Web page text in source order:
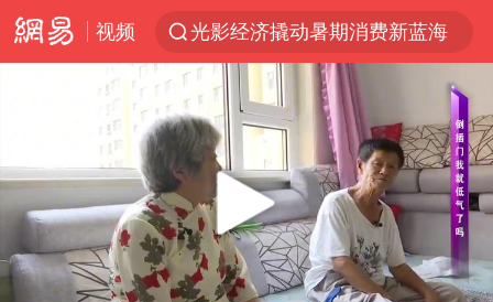
视频
光影经济撬动暑期消费新蓝海
新疆优化调整景区内自驾服务费
上四休三，但降薪1000元，你接受吗？
央视新主播李秋莹孙亚鹏亮相
情侣平潭拍日出坠崖1死1伤
老挝国会主席赛宋蓬逝世